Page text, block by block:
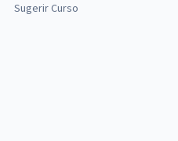
Sugerir Curso